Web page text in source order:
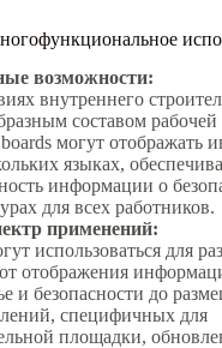
возможности:
внутреннего
составом
могут отображать
языках,
информации о
для всех работников.
применений:
использоваться для
отображения
и безопасности до
специфичных для
площадки,